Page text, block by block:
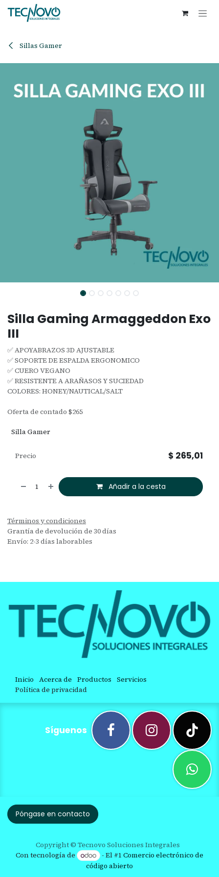
Ir al contenido
Sillas Gamer
Silla Gaming Armaggeddon Exo
III
✅ APOYABRAZOS 3D AJUSTABLE
✅ SOPORTE DE ESPALDA ERGONOMICO
✅ CUERO VEGANO
✅ RESISTENTE A ARAÑASOS Y SUCIEDAD
COLORES: HONEY/NAUTICAL/SALT
Oferta de contado $265
Silla Gamer
Añadir a la cesta
Precio $ 265,01
Términos y condiciones
Grantía de devolución de 30 días
Envío: 2-3 días laborables
Inicio Acerca de Productos Servicios
Política de privacidad
Síguenos
Póngase en contacto
Copyright © Tecnovo Soluciones Integrales
Con tecnología de
- El #1Comercio electrónico de
código abierto